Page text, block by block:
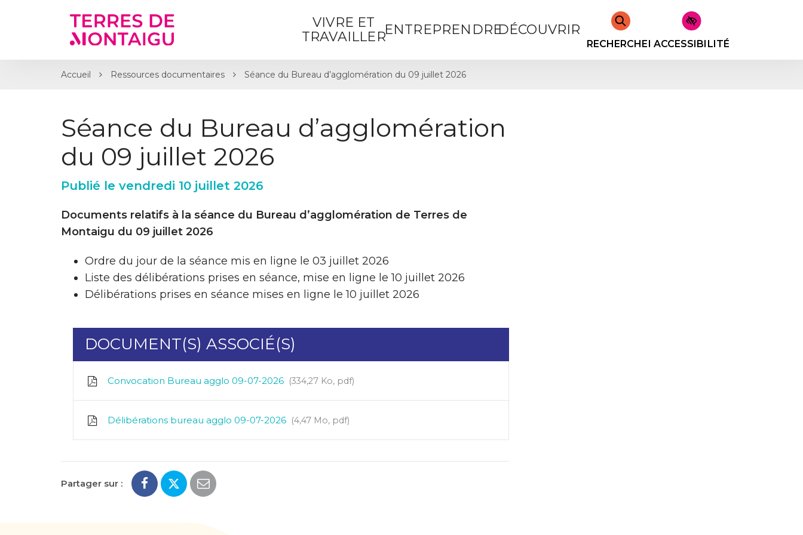
VIVRE ET
TRAVAILLERENTREPRENDREDÉCOUVRIR
RECHERCHERACCESSIBILITÉ
Accueil Ressources documentaires Séance du Bureau d’agglomération du 09 juillet 2026
Séance du Bureau d’agglomération
du 09 juillet 2026
Publié le vendredi 10 juillet 2026
Documents relatifs à la séance du Bureau d’agglomération de Terres de
Montaigu du 09 juillet 2026
Ordre du jour de la séance mis en ligne le 03 juillet 2026
Liste des délibérations prises en séance, mise en ligne le 10 juillet 2026
Délibérations prises en séance mises en ligne le 10 juillet 2026
DOCUMENT(S) ASSOCIÉ(S)
Convocation Bureau agglo 09-07-2026 334,27 Ko, pdf
Délibérations bureau agglo 09-07-2026 4,47 Mo, pdf
Partager sur :